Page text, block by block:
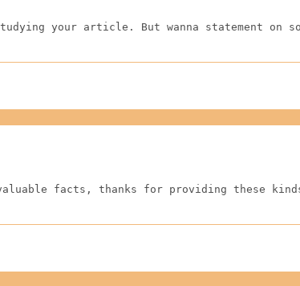
your article. But wanna statement
facts, thanks for providing these